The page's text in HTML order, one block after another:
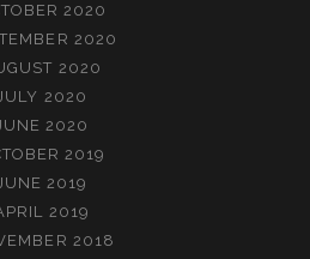
2020
2020
2020
2020
2020
2019
2019
2019
2018